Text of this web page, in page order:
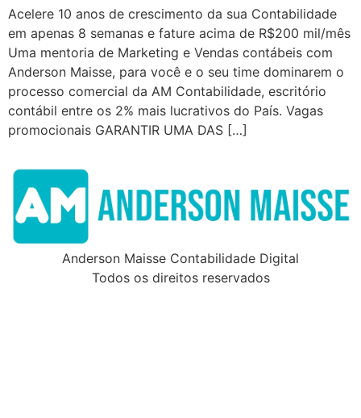
Acelere 10 anos de crescimento da sua Contabilidade
em apenas 8 semanas e fature acima de R$200 mil/mês
Uma mentoria de Marketing e Vendas contábeis com
Anderson Maisse, para você e o seu time dominarem o
processo comercial da AM Contabilidade, escritório
contábil entre os 2% mais lucrativos do País. Vagas
promocionais GARANTIR UMA DAS […]
Anderson Maisse Contabilidade Digital
Todos os direitos reservados